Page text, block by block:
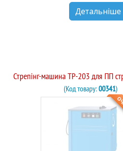
Детальніше
Стрепінг-машина TP-203 для ПП
(Код товару:00341)